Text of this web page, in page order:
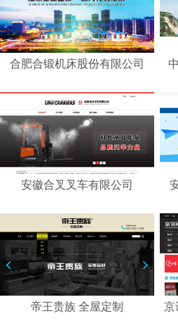
合肥合锻机床股份有限公司
安徽合叉叉车有限公司
帝王贵族 全屋定制
京